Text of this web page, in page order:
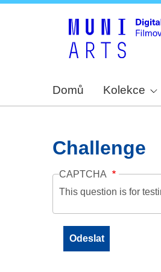
Domů Kolekce
Challenge
CAPTCHA
This question is for